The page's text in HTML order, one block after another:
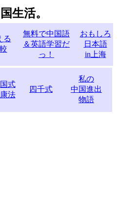
国生活。
る
無料で中国語
＆英語学習だ
っ！
おもしろ
日本語
in上海
式
法
四千式
私の
中国進出
物語